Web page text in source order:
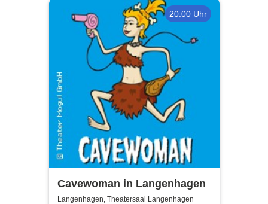
20:00 Uhr
Cavewoman in Langenhagen
Langenhagen, Theatersaal Langenhagen